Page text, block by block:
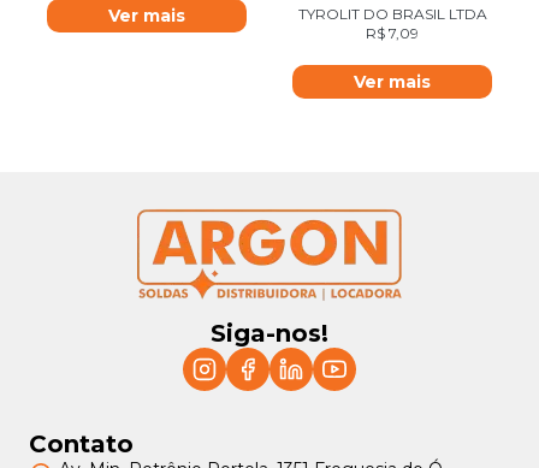
Ver mais
TYROLIT DO BRASIL LTDA
R$ 7,09
Ver mais
Siga-nos!
Contato